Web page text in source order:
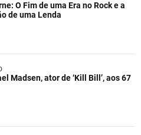
O Fim de uma Era no Rock e a
de uma Lenda
Madsen, ator de ‘Kill Bill’, aos 67